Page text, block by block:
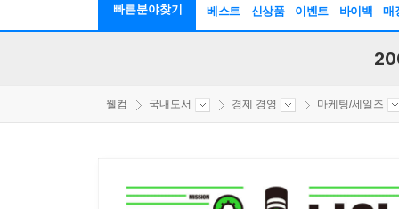
빠른분야찾기 베스트 신상품 이벤트 바이백 매
웰컴 국내도서 경제 경영 마케팅/세일즈